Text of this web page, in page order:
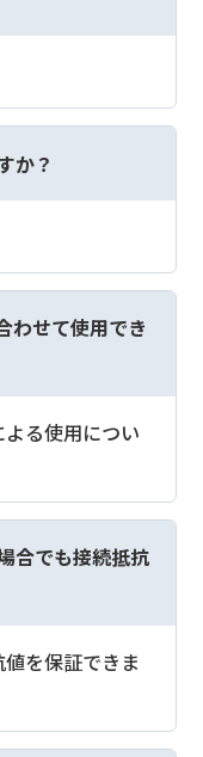
か？
わせて使用でき
る使用につい
合でも接続抵抗
を保証できま